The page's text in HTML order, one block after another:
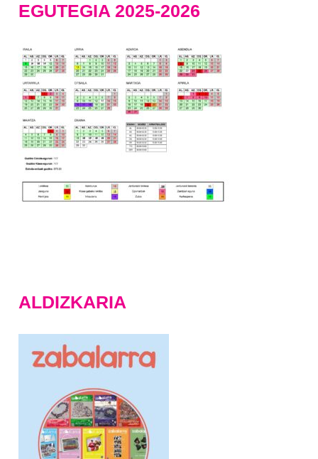
EGUTEGIA 2025-2026
ALDIZKARIA